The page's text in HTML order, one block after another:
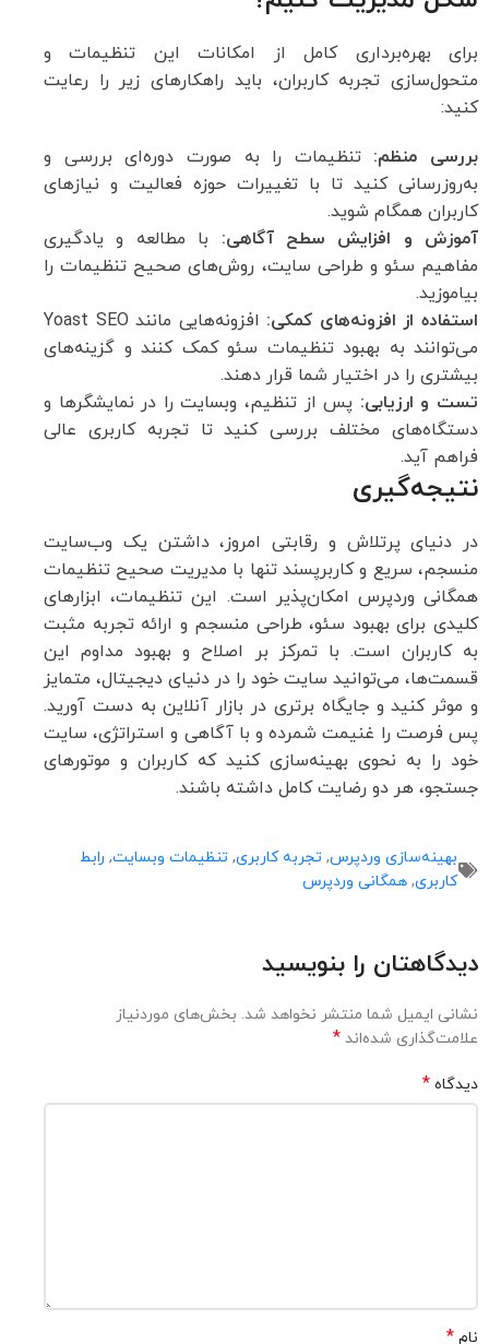
برای بهره‌برداری کامل از امکانات این تنظیمات و
متحول‌سازی تجربه کاربران، باید راهکارهای زیر را رعایت
کنید:
بررسی منظم: تنظیمات را به صورت دوره‌ای بررسی و
به‌روزرسانی کنید تا با تغییرات حوزه فعالیت و نیازهای
کاربران همگام شوید.
آموزش و افزایش سطح آگاهی: با مطالعه و یادگیری
مفاهیم سئو و طراحی سایت، روش‌های صحیح تنظیمات را
بیاموزید.
استفاده از افزونه‌های کمکی:
افزونه‌هایی مانند Yoast SEO
می‌توانند به بهبود تنظیمات سئو کمک کنند و گزینه‌های
بیشتری را در اختیار شما قرار دهند.
تست و ارزیابی: پس از تنظیم، وبسایت را در نمایشگرها و
دستگاه‌های مختلف بررسی کنید تا تجربه کاربری عالی
فراهم آید.
نتیجه‌گیری
در دنیای پرتلاش و رقابتی امروز، داشتن یک وب‌سایت
منسجم، سریع و کاربرپسند تنها با مدیریت صحیح تنظیمات
همگانی وردپرس امکان‌پذیر است. این تنظیمات، ابزارهای
کلیدی برای بهبود سئو، طراحی منسجم و ارائه تجربه مثبت
به کاربران است. با تمرکز بر اصلاح و بهبود مداوم این
قسمت‌ها، می‌توانید سایت خود را در دنیای دیجیتال، متمایز
و موثر کنید و جایگاه برتری در بازار آنلاین به دست آورید.
پس فرصت را غنیمت شمرده و با آگاهی و استراتژی، سایت
خود را به نحوی بهینه‌سازی کنید که کاربران و موتورهای
جستجو، هر دو رضایت کامل داشته باشند.
بهینه‌سازی وردپرس, تجربه کاربری, تنظیمات وبسایت, رابط
کاربری, همگانی وردپرس
دیدگاهتان را بنویسید
نشانی ایمیل شما منتشر نخواهد شد. بخش‌های موردنیاز
علامت‌گذاری شده‌اند *
دیدگاه *
نام *